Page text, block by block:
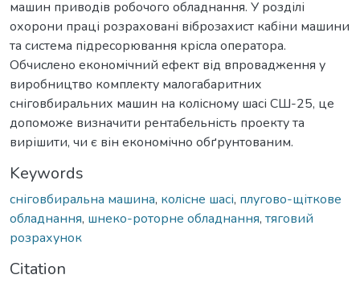
машин приводів робочого обладнання. У розділі
охорони праці розраховані віброзахист кабіни машини
та система підресорювання крісла оператора.
Обчислено економічний ефект від впровадження у
виробництво комплекту малогабаритних
сніговбиральних машин на колісному шасі СШ-25, це
допоможе визначити рентабельність проекту та
вирішити, чи є він економічно обґрунтованим.
Keywords
сніговбиральна машина, колісне шасі, плугово-щіткове
обладнання, шнеко-роторне обладнання, тяговий
розрахунок
Citation